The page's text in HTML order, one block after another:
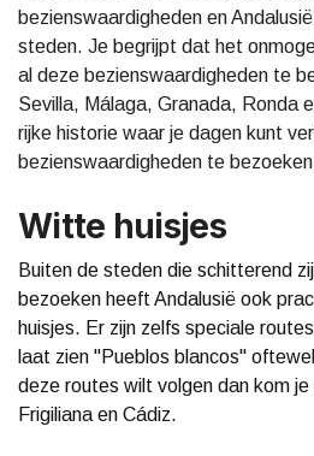
bezienswaardigheden en
steden. Je begrijpt dat het
al deze bezienswaardigheden te
Sevilla, Málaga, Granada, Ronda
rijke historie waar je dagen kunt
bezienswaardigheden te
Witte huisjes
Buiten de steden die schitterend
bezoeken heeft Andalusië ook
huisjes. Er zijn zelfs speciale
laat zien "Pueblos blancos"
deze routes wilt volgen dan kom je
Frigiliana en Cádiz.